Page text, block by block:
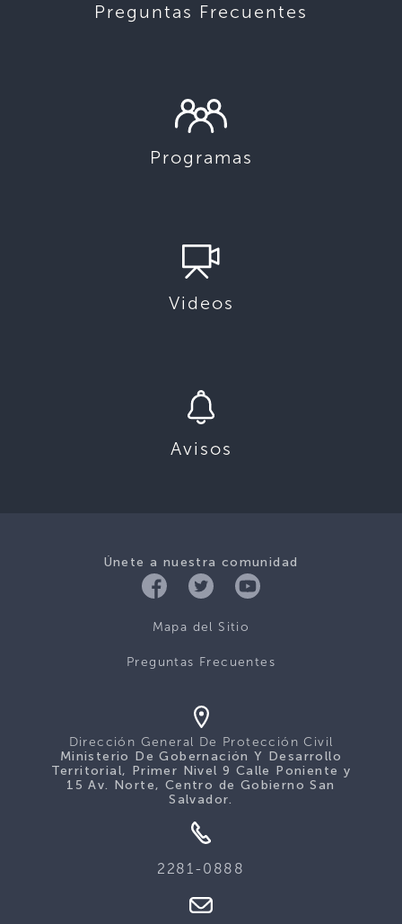
Preguntas Frecuentes
Programas
Videos
Avisos
Únete a nuestra comunidad
Mapa del Sitio
Preguntas Frecuentes
Dirección General De Protección Civil
Ministerio De Gobernación Y Desarrollo
Territorial, Primer Nivel 9 Calle Poniente y
15 Av. Norte, Centro de Gobierno San
Salvador.
2281-0888